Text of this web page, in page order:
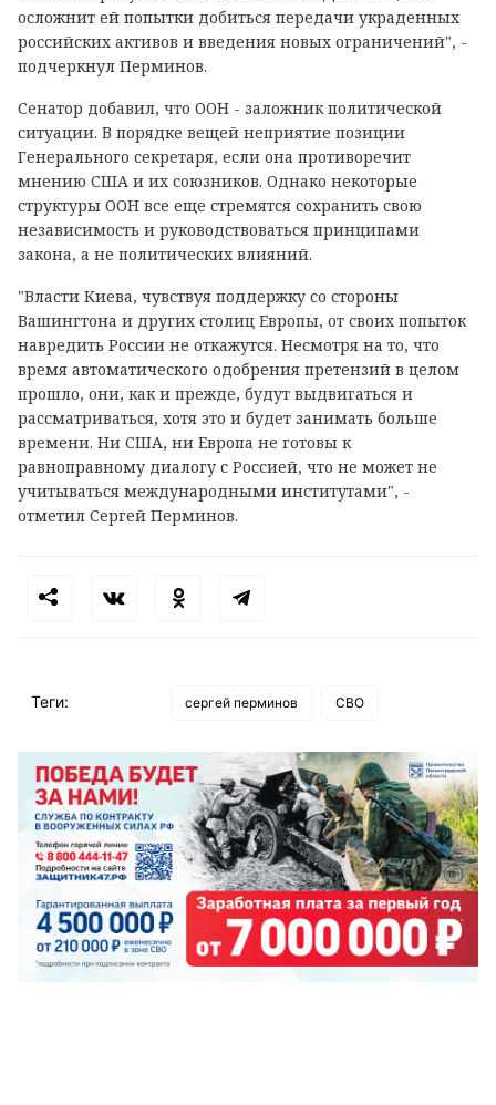
осложнит ей попытки добиться передачи украденных
российских активов и введения новых ограничений", -
подчеркнул Перминов.
Сенатор добавил, что ООН - заложник политической
ситуации. В порядке вещей неприятие позиции
Генерального секретаря, если она противоречит
мнению США и их союзников. Однако некоторые
структуры ООН все еще стремятся сохранить свою
независимость и руководствоваться принципами
закона, а не политических влияний.
"Власти Киева, чувствуя поддержку со стороны
Вашингтона и других столиц Европы, от своих попыток
навредить России не откажутся. Несмотря на то, что
время автоматического одобрения претензий в целом
прошло, они, как и прежде, будут выдвигаться и
рассматриваться, хотя это и будет занимать больше
времени. Ни США, ни Европа не готовы к
равноправному диалогу с Россией, что не может не
учитываться международными институтами", -
отметил Сергей Перминов.
Теги: сергей перминов СВО